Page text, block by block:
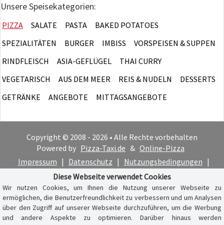
Unsere Speisekategorien:
PIZZA SALATE PASTA
BAKED POTATOES
SPEZIALITÄTEN
BURGER IMBISS
VORSPEISEN & SUPPEN
RINDFLEISCH
ASIA-GEFLÜGEL
THAI CURRY
VEGETARISCH
AUS DEM MEER REIS & NUDELN
DESSERTS
GETRÄNKE
ANGEBOTE MITTAGSANGEBOTE
Copyright © 2008 - 2026 • Alle Rechte vorbehalten
Powered by Pizza-Taxi.de & Online-Pizza
Impressum | Datenschutz | Nutzungsbedingungen |
Cookie-Hinweis
Diese Webseite verwendet Cookies
Wir nutzen Cookies, um Ihnen die Nutzung unserer Webseite zu
ermöglichen, die Benutzerfreundlichkeit zu verbessern und um Analysen
über den Zugriff auf unserer Webseite durchzuführen, um die Werbung
und andere Aspekte zu optimieren. Darüber hinaus werden